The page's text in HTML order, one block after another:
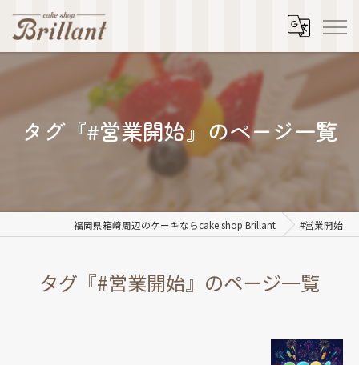
タグ『#営業開始』のページ一覧
福岡県箱崎周辺のケーキならcake shop Brillant #営業開始
タグ『#営業開始』のページ一覧